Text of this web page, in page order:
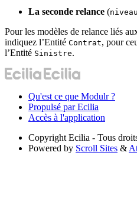
La seconde relance (
Pour les modèles de relance liés
indiquez l’Entité Contrat, pour
l’Entité Sinistre.
Qu'est ce que Modulr ?
Propulsé par Ecilia
Accès à l'application
Copyright Ecilia - Tous
Powered by Scroll Sites &